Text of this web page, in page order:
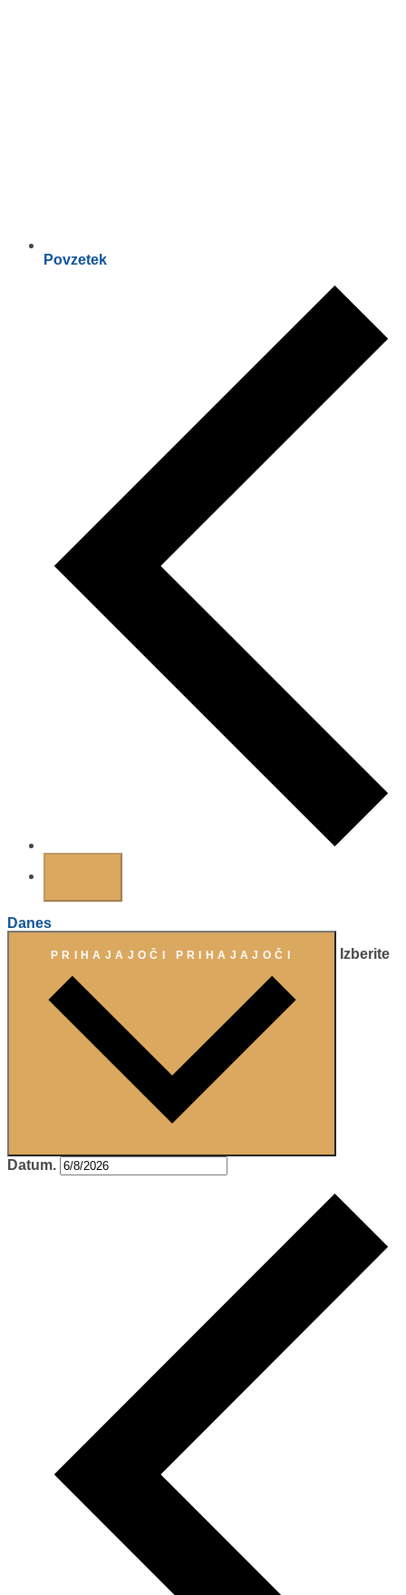
Povzetek
Danes
PRIHAJAJOČI PRIHAJAJOČI Izberite
Datum.